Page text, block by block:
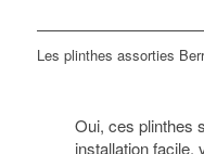
Les plinthes assorties
Oui, ces plinthes
installation facile,